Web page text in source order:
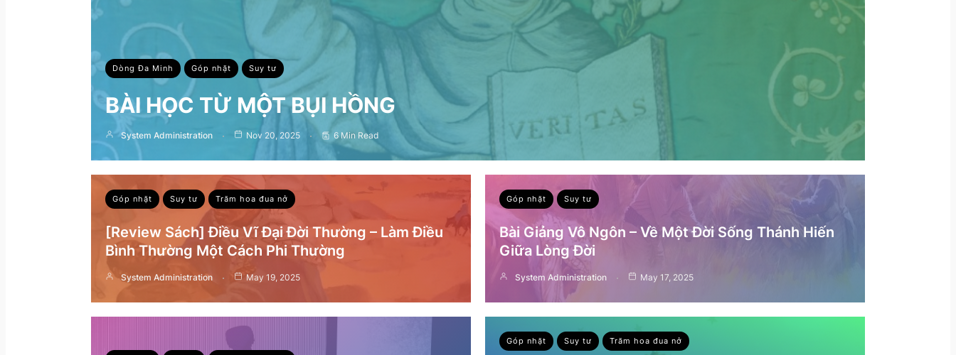
Dòng Đa Minh Góp nhặt Suy tư
BÀI HỌC TỪ MỘT BỤI HỒNG
System Administration Nov 20, 2025 6 Min Read
Góp nhặt Suy tư Trăm hoa đua nở
[Review Sách] Điều Vĩ Đại Đời Thường – Làm Điều
Bình Thường Một Cách Phi Thường
System Administration May 19, 2025
Góp nhặt Suy tư
Bài Giảng Vô Ngôn – Về Một Đời Sống Thánh Hiến
Giữa Lòng Đời
System Administration May 17, 2025
Góp nhặt Suy tư Trăm hoa đua nở